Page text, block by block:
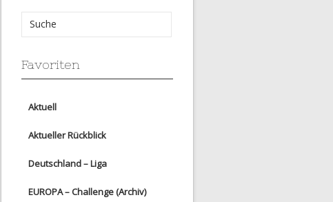
Favoriten
Aktuell
Aktueller Rückblick
Deutschland – Liga
EUROPA – Challenge (Archiv)